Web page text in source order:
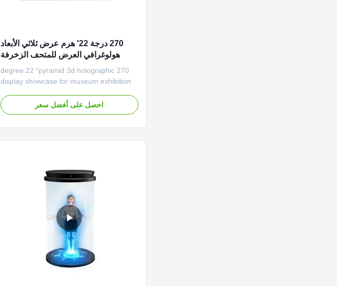
270 درجة 22' هرم عرض ثلاثي الأبعاد
هولوغرافي العرض للمتحف الزخرفة
المعرض
270 degree 22 "pyramid 3d holographic
display showcase for museum exhibition
combine holographic 3D content with
physical products. This elegant display
احصل على أفضل سعر